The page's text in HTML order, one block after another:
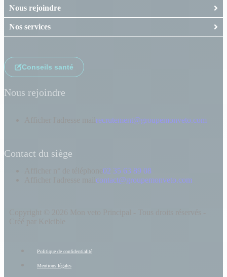
Nous rejoindre
Nos services
Conseils santé
Nous rejoindre
recrutement@groupemonveto.com
Contact du siège
Afficher n° de téléphone 02 35 63 89 08
Afficher l'adresse mail contact@groupemonveto.com
Politique de confidentialité
Mentions légales